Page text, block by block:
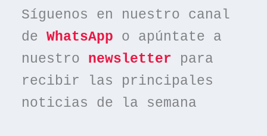
Síguenos en nuestro canal
de WhatsApp o apúntate a
nuestro newsletter para
recibir las principales
noticias de la semana